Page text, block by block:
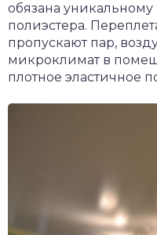
обязана
полиэстера.
пропускают пар,
микроклимат в
плотное эластичное